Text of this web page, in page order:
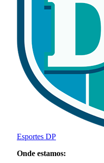
Esportes DP
Onde estamos: